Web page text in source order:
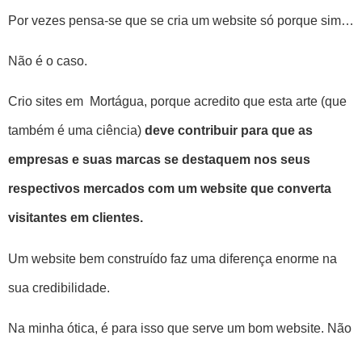
Por vezes pensa-se que se cria um website só porque sim…
Não é o caso.
Crio sites em Mortágua, porque acredito que esta arte (que
também é uma ciência) deve contribuir para que as
empresas e suas marcas se destaquem nos seus
respectivos mercados com um website que converta
visitantes em clientes.
Um website bem construído faz uma diferença enorme na
sua credibilidade.
Na minha ótica, é para isso que serve um bom website. Não